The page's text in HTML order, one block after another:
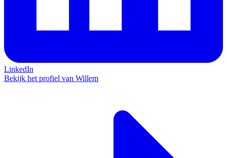
LinkedIn
Bekijk het profiel van Willem